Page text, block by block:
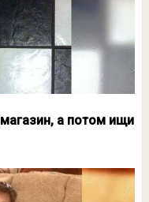
а потом ищи